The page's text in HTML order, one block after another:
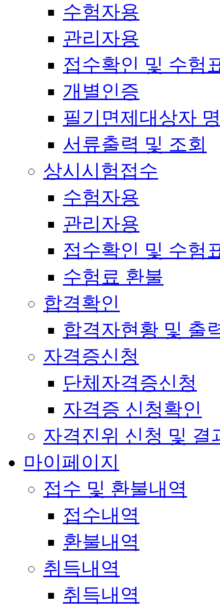
수험자용
관리자용
접수확인 및 수험
개별인증
필기면제대상자
서류출력 및 조회
상시시험접수
수험자용
관리자용
접수확인 및 수험
수험료 환불
합격확인
합격자현황 및 출
자격증신청
단체자격증신청
자격증 신청확인
자격진위 신청 및 결
마이페이지
접수 및 환불내역
접수내역
환불내역
취득내역
취득내역